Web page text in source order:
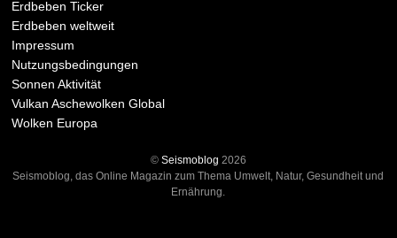
Erdbeben Ticker
Erdbeben weltweit
Impressum
Nutzungsbedingungen
Sonnen Aktivität
Vulkan Aschewolken Global
Wolken Europa
© Seismoblog 2026
Seismoblog, das Online Magazin zum Thema Umwelt, Natur, Gesundheit und
Ernährung.